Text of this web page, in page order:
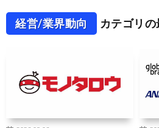
経営/業界動向 カテゴリ